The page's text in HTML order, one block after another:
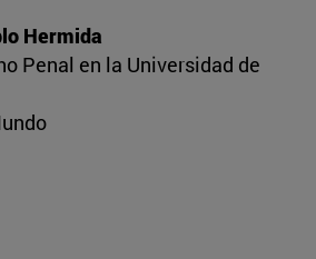
Hermida
Penal en la Universidad de